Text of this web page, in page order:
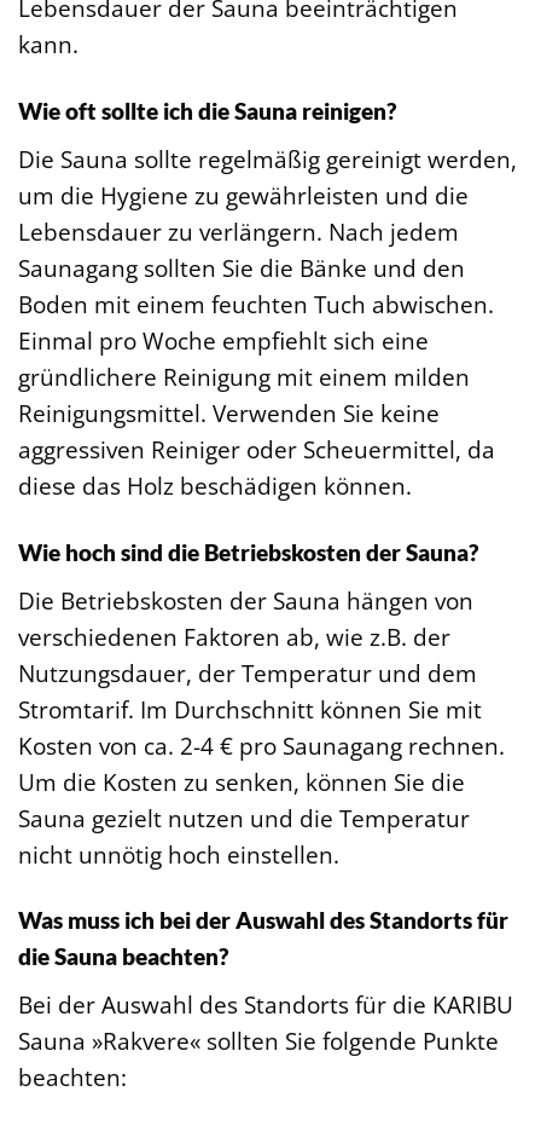
Lebensdauer der Sauna beeinträchtigen
kann.
Wie oft sollte ich die Sauna reinigen?
Die Sauna sollte regelmäßig gereinigt werden,
um die Hygiene zu gewährleisten und die
Lebensdauer zu verlängern. Nach jedem
Saunagang sollten Sie die Bänke und den
Boden mit einem feuchten Tuch abwischen.
Einmal pro Woche empfiehlt sich eine
gründlichere Reinigung mit einem milden
Reinigungsmittel. Verwenden Sie keine
aggressiven Reiniger oder Scheuermittel, da
diese das Holz beschädigen können.
Wie hoch sind die Betriebskosten der Sauna?
Die Betriebskosten der Sauna hängen von
verschiedenen Faktoren ab, wie z.B. der
Nutzungsdauer, der Temperatur und dem
Stromtarif. Im Durchschnitt können Sie mit
Kosten von ca. 2-4 € pro Saunagang rechnen.
Um die Kosten zu senken, können Sie die
Sauna gezielt nutzen und die Temperatur
nicht unnötig hoch einstellen.
Was muss ich bei der Auswahl des Standorts für
die Sauna beachten?
Bei der Auswahl des Standorts für die KARIBU
Sauna »Rakvere« sollten Sie folgende Punkte
beachten: